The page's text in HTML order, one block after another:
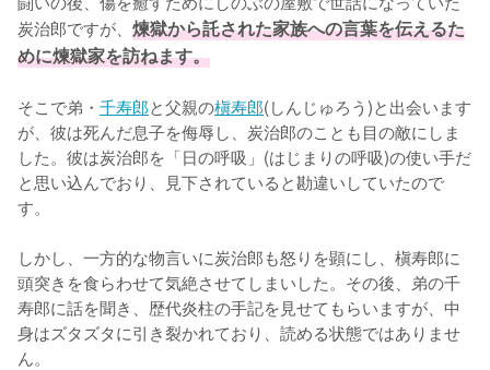
炭治郎ですが、 煉獄から託された家族への言葉を伝えるた
めに煉獄家を訪ねます。
そこで弟・ 千寿郎と父親の槇寿郎(しんじゅろう)と出会います
が、彼は死んだ息子を侮辱し、炭治郎のことも目の敵にしま
した。彼は炭治郎を「日の呼吸」(はじまりの呼吸)の使い手だ
と思い込んでおり、見下されていると勘違いしていたので
す。
しかし、一方的な物言いに炭治郎も怒りを顕にし、槇寿郎に
頭突きを食らわせて気絶させてしまいした。その後、弟の千
寿郎に話を聞き、歴代炎柱の手記を見せてもらいますが、中
身はズタズタに引き裂かれており、読める状態ではありませ
ん。